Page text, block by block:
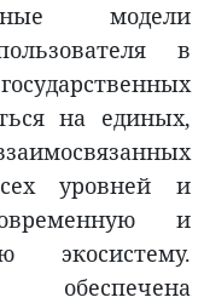
модели
в
на единых,
уровней и
и
экосистему.
обеспечена